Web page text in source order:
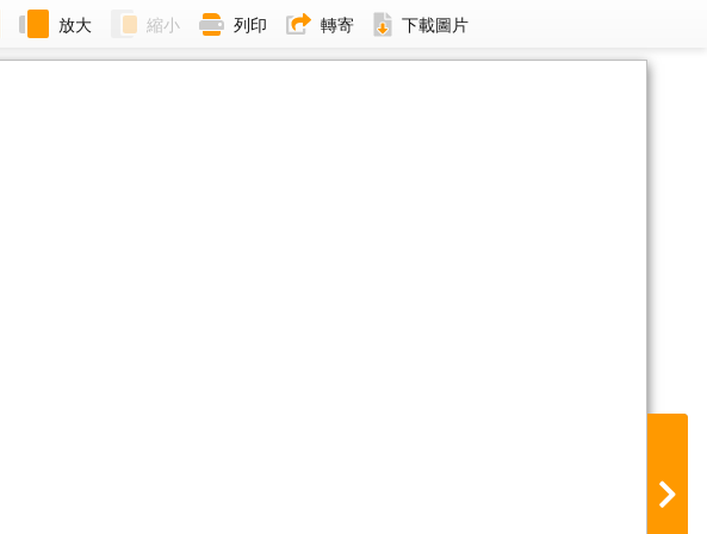
放大 縮小 列印 轉寄 下載圖片